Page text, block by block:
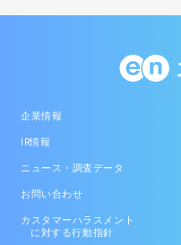
企業情報
IR情報
ニュース・調査データ
お問い合わせ
カスタマーハラスメント
に対する行動指針